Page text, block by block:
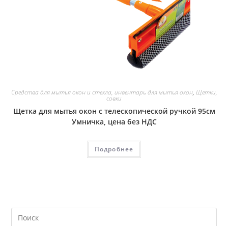
Средства для мытья окон и стекла, инвентарь для мытья окон, Щетки,
совки
Щетка для мытья окон с телескопической ручкой 95см
Умничка, цена без НДС
Подробнее